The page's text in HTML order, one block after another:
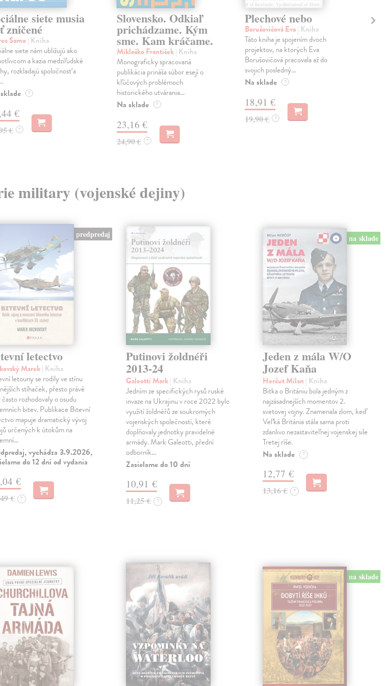
siete musia
zničené
Samo| Kniha
siete nám ubližujú ako
a kazia medziľudské
rozkladajú spoločnosť a
?
€
€ ?
Slovensko. Odkiaľ
prichádzame. Kým
sme. Kam kráčame.
Mikloško František| Kniha
Monograficky spracovaná
publikácia prináša súbor esejí o
kľúčových problémoch
historického utvárania...
Na sklade ?
23,16 €
24,90 € ?
Plechové nebo
Borušovičová Eva| Kniha
Táto kniha je spojením dvoch
projektov, na ktorých Eva
Borušovičová pracovala až do
svojich posledný...
Na sklade ?
18,91 €
19,90 € ?
military (vojenské dejiny)
predpredaj
letectvo
Marek| Kniha
letouny se rodily ve stínu
stíhaček, přesto právě
rozhodovaly o osudu
bitev. Publikace Bitevní
mapuje dramatický vývoj
určených k útokům na
vychádza 3.9.2026,
do 12 dní od vydania
€
€ ?
Putinovi žoldnéři
2013-24
Galeotti Mark| Kniha
Jedním ze specifických rysů ruské
invaze na Ukrajinu v roce 2022 bylo
využití žoldnéřů ze soukromých
vojenských společností, které
doplňovaly jednotky pravidelné
armády. Mark Galeotti, přední
odborník…
Zasielame do 10 dní
10,91 €
11,25 € ?
na sklade
Jeden z mála W/O
Jozef Kaňa
Herčut Milan | Kniha
Bitka o Britániu bola jedným z
najzásadnejších momentov 2.
svetovej vojny. Znamenala zlom, keď
Veľká Británia stála sama proti
zdanlivo nezastaviteľnej vojenskej sile
Tretej ríše.
Na sklade ?
12,77 €
13,16 € ?
na sklade